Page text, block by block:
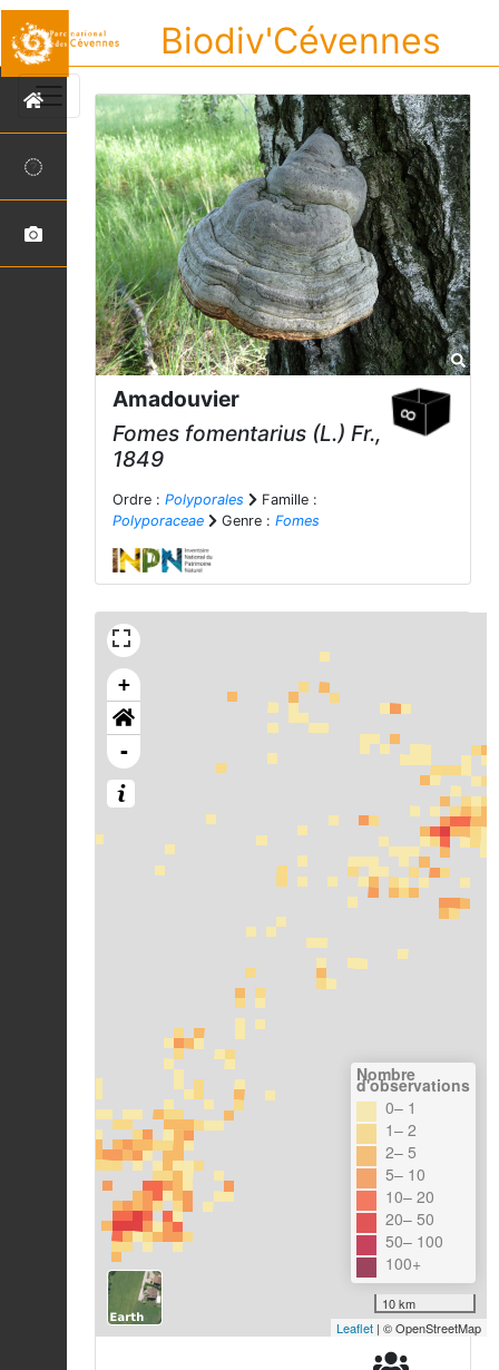
Biodiv'Cévennes
Amadouvier
Fomes fomentarius (L.) Fr.,
1849
Ordre : Polyporales
Famille :
Polyporaceae
Genre : Fomes
+
-
Nombre
d'observations
0– 1
1– 2
2– 5
5– 10
10– 20
20– 50
50– 100
100+
10 km
Leaflet | © OpenStreetMap